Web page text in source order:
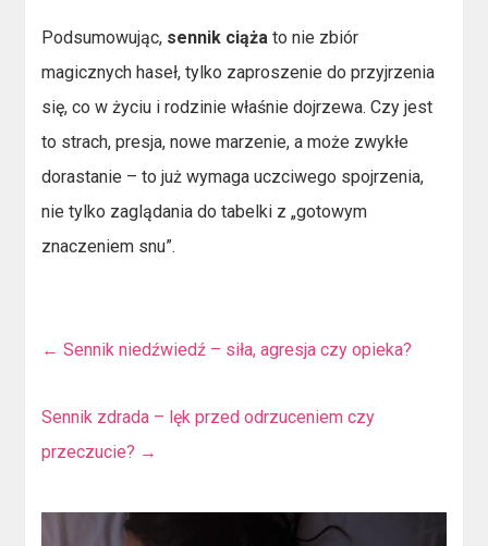
Podsumowując, sennik ciąża to nie zbiór
magicznych haseł, tylko zaproszenie do przyjrzenia
się, co w życiu i rodzinie właśnie dojrzewa. Czy jest
to strach, presja, nowe marzenie, a może zwykłe
dorastanie – to już wymaga uczciwego spojrzenia,
nie tylko zaglądania do tabelki z „gotowym
znaczeniem snu”.
← Sennik niedźwiedź – siła, agresja czy opieka?
Sennik zdrada – lęk przed odrzuceniem czy
przeczucie? →